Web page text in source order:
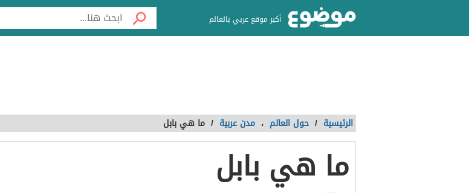
أكبر موقع عربي بالعالم
الرئيسية / حول العالم ، مدن عربية / ما هي بابل
ما هي بابل